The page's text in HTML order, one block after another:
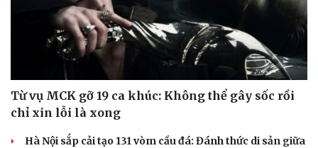
Sản phụ khoa
Nam khoa
Làm đẹp - giảm cân
Phòng mạch online
Ăn sạch sống khỏe
Tình yêu - Gia đình
Từ vụ MCK gỡ 19 ca khúc: Không thể gây sốc rồi
chỉ xin lỗi là xong
Hà Nội sắp cải tạo 131 vòm cầu đá: Đánh thức di sản giữa